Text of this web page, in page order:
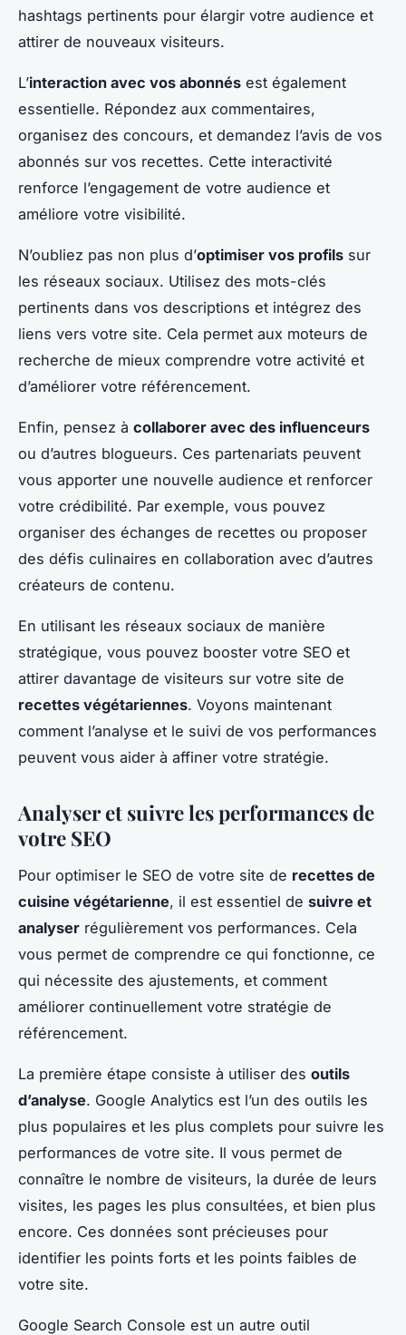
hashtags pertinents pour élargir votre audience et
attirer de nouveaux visiteurs.
L’interaction avec vos abonnés est également
essentielle. Répondez aux commentaires,
organisez des concours, et demandez l’avis de vos
abonnés sur vos recettes. Cette interactivité
renforce l’engagement de votre audience et
améliore votre visibilité.
N’oubliez pas non plus d’optimiser vos profils sur
les réseaux sociaux. Utilisez des mots-clés
pertinents dans vos descriptions et intégrez des
liens vers votre site. Cela permet aux moteurs de
recherche de mieux comprendre votre activité et
d’améliorer votre référencement.
Enfin, pensez à collaborer avec des influenceurs
ou d’autres blogueurs. Ces partenariats peuvent
vous apporter une nouvelle audience et renforcer
votre crédibilité. Par exemple, vous pouvez
organiser des échanges de recettes ou proposer
des défis culinaires en collaboration avec d’autres
créateurs de contenu.
En utilisant les réseaux sociaux de manière
stratégique, vous pouvez booster votre SEO et
attirer davantage de visiteurs sur votre site de
recettes végétariennes. Voyons maintenant
comment l’analyse et le suivi de vos performances
peuvent vous aider à affiner votre stratégie.
Analyser et suivre les performances de
votre SEO
Pour optimiser le SEO de votre site de recettes de
cuisine végétarienne, il est essentiel de suivre et
analyser régulièrement vos performances. Cela
vous permet de comprendre ce qui fonctionne, ce
qui nécessite des ajustements, et comment
améliorer continuellement votre stratégie de
référencement.
La première étape consiste à utiliser des outils
d’analyse. Google Analytics est l’un des outils les
plus populaires et les plus complets pour suivre les
performances de votre site. Il vous permet de
connaître le nombre de visiteurs, la durée de leurs
visites, les pages les plus consultées, et bien plus
encore. Ces données sont précieuses pour
identifier les points forts et les points faibles de
votre site.
Google Search Console est un autre outil